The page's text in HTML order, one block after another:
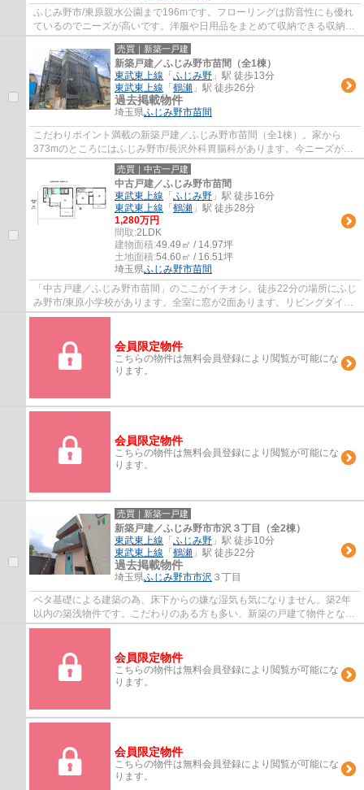
ふじみ野市/東原親水公園まで196mです。フローリングは防音性にも優れ
ているのでニーズが高いです。洋服や日用品をまとめて収納できる収納棚
がついた物件です。ニーズの高い設備である...
売買｜新築一戸建
新築戸建／ふじみ野市苗間（全1棟）
東武東上線 「 ふじみ野 」駅 徒歩13分
東武東上線 「 鶴瀬 」駅 徒歩26分
過去掲載物件
埼玉県ふじみ野市苗間
こだわりポイント満載の新築戸建／ふじみ野市苗間（全1棟）。家から
373mのところにはふじみ野市/長沢外科胃腸科があります。今ニーズが高
まっている、地震にも強いベタ基礎の物件です...
売買｜中古一戸建
中古戸建／ふじみ野市苗間
東武東上線 「 ふじみ野 」駅 徒歩16分
東武東上線 「 鶴瀬 」駅 徒歩28分
1,280万円
間取:2LDK
建物面積:49.49㎡ / 14.97坪
土地面積:54.60㎡ / 16.51坪
埼玉県ふじみ野市苗間
「中古戸建／ふじみ野市苗間」のここがイチオシ。徒歩22分の場所にふじ
み野市/東原小学校があります。全室に窓が2面あります。リビングダイニ
ングキッチンとサービスルームがある物件...
会員限定物件
こちらの物件は無料会員登録により閲覧が可能にな
ります。
会員限定物件
こちらの物件は無料会員登録により閲覧が可能にな
ります。
売買｜新築一戸建
新築戸建／ふじみ野市市沢３丁目（全2棟）
東武東上線 「 ふじみ野 」駅 徒歩10分
東武東上線 「 鶴瀬 」駅 徒歩22分
過去掲載物件
埼玉県ふじみ野市市沢 ３丁目
ベタ基礎による建築の為、床下からの嫌な湿気も気になりません。築2年
以内の築浅物件です。こだわりのある方も多い、新築の戸建て物件となっ
ております。駅から徒歩10分圏内に立地して...
会員限定物件
こちらの物件は無料会員登録により閲覧が可能にな
ります。
会員限定物件
こちらの物件は無料会員登録により閲覧が可能にな
ります。